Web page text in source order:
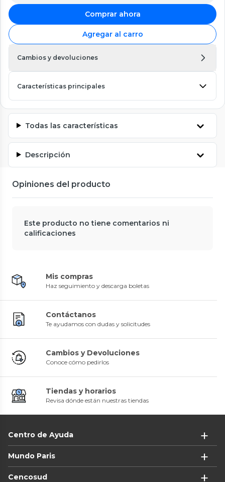
Comprar ahora
Agregar al carro
Cambios y devoluciones
Características principales
Todas las características
Descripción
Opiniones del producto
Este producto no tiene comentarios ni
calificaciones
Mis compras
Haz seguimiento y descarga boletas
Contáctanos
Te ayudamos con dudas y solicitudes
Cambios y Devoluciones
Conoce cómo pedirlos
Tiendas y horarios
Revisa dónde están nuestras tiendas
Centro de Ayuda
Mundo Paris
Cencosud